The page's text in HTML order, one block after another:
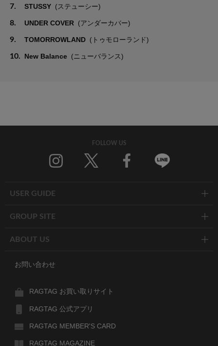
7. STUSSY (ステューシー)
8. UNDER COVER (アンダーカバー)
9. TOMORROWLAND (トゥモローランド)
10. New Balance (ニューバランス)
FOLLOW US
USER GUIDE
GROUP SITE
ABOUT US
お問い合わせ
RAGTAG お買い取りサイト
RAGTAG 公式アプリ
RAGTAG MEMBER'S CARD
RAGTAG MAGAZINE